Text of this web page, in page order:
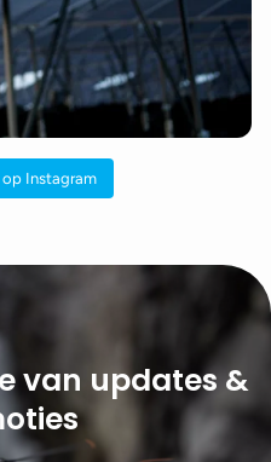
Instagram
van updates &